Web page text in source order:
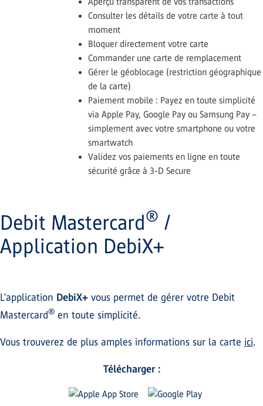
Consulter les détails de votre carte à tout
moment
Bloquer directement votre carte
Commander une carte de remplacement
Gérer le géoblocage (restriction géographique
de la carte)
Paiement mobile : Payez en toute simplicité
via Apple Pay, Google Pay ou Samsung Pay –
simplement avec votre smartphone ou votre
smartwatch
Validez vos paiements en ligne en toute
sécurité grâce à 3-D Secure
Debit Mastercard® /
Application DebiX+
L'application DebiX+ vous permet de gérer votre Debit
Mastercard® en toute simplicité.
Vous trouverez de plus amples informations sur la carte ici.
Télécharger :